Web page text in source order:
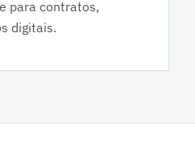
para contratos,
digitais.